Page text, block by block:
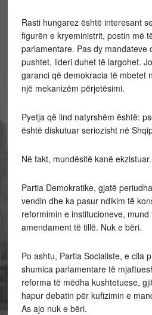
Rasti hungarez është interesant
figurën e kryeministrit, postin më
parlamentare. Pas dy mandateve
pushtet, lideri duhet të largohet.
garanci që demokracia të mbetet
një mekanizëm përjetësimi.
Pyetja që lind natyrshëm është:
është diskutuar seriozisht në
Në fakt, mundësitë kanë
Partia Demokratike, gjatë
vendin dhe ka pasur ndikim të
reformimin e institucioneve,
amendament të tillë. Nuk e bëri.
Po ashtu, Partia Socialiste, e cila
shumica parlamentare të
reforma të mëdha kushtetuese,
hapur debatin për kufizimin e
As ajo nuk e bëri.